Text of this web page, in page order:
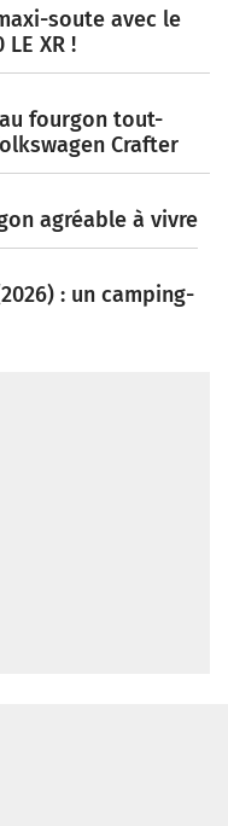
soute avec le
XR !
fourgon tout-
Crafter
agréable à vivre
: un camping-